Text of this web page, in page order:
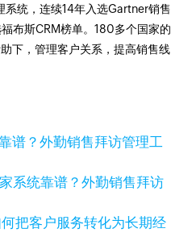
系统，连续14年入选Gartner销售
布斯CRM榜单。180多个国家的
下，管理客户关系，提高销售线
系统靠谱？外勤销售拜访